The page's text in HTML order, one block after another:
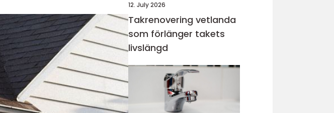
12. July 2026
Takrenovering vetlanda
som förlänger takets
livslängd